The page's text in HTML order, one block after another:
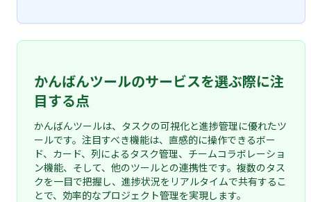
かんばんツールのサービスを選ぶ際に注
目する点
かんばんツールは、タスクの可視化と進捗管理に優れたツ
ールです。注目すべき機能は、直感的に操作できるボー
ド、カード、列によるタスク管理、チームコラボレーショ
ン機能、そして、他のツールとの連携性です。複数のタス
クを一目で把握し、進捗状況をリアルタイムで共有するこ
とで、効率的なプロジェクト管理を実現します。